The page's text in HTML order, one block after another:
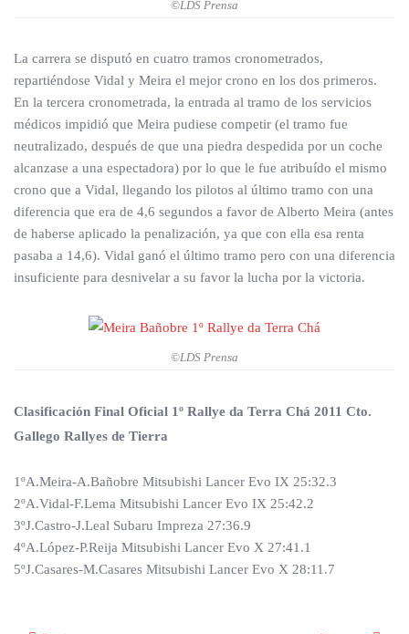
©LDS Prensa
La carrera se disputó en cuatro tramos cronometrados,
repartiéndose Vidal y Meira el mejor crono en los dos primeros.
En la tercera cronometrada, la entrada al tramo de los servicios
médicos impidió que Meira pudiese competir (el tramo fue
neutralizado, después de que una piedra despedida por un coche
alcanzase a una espectadora) por lo que le fue atribuído el mismo
crono que a Vidal, llegando los pilotos al último tramo con una
diferencia que era de 4,6 segundos a favor de Alberto Meira (antes
de haberse aplicado la penalización, ya que con ella esa renta
pasaba a 14,6). Vidal ganó el último tramo pero con una diferencia
insuficiente para desnivelar a su favor la lucha por la victoria.
©LDS Prensa
Clasificación Final Oficial 1º Rallye da Terra Chá 2011 Cto.
Gallego Rallyes de Tierra
1ºA.Meira-A.Bañobre Mitsubishi Lancer Evo IX 25:32.3
2ºA.Vidal-F.Lema Mitsubishi Lancer Evo IX 25:42.2
3ºJ.Castro-J.Leal Subaru Impreza 27:36.9
4ºA.López-P.Reija Mitsubishi Lancer Evo X 27:41.1
5ºJ.Casares-M.Casares Mitsubishi Lancer Evo X 28:11.7